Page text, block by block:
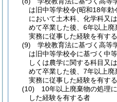
は旧中等学校令(昭和18年勅
において土木科、化学科又
めて卒業した後、6年以上
実務に従事した経験を有す
(9)
学校教育法に基づく高等
は旧中等学校令に基づく中
しくは農学に関する科目又
めて卒業した後、7年以上
実務に従事した経験を有す
(10)
10年以上廃棄物の処理
した経験を有する者